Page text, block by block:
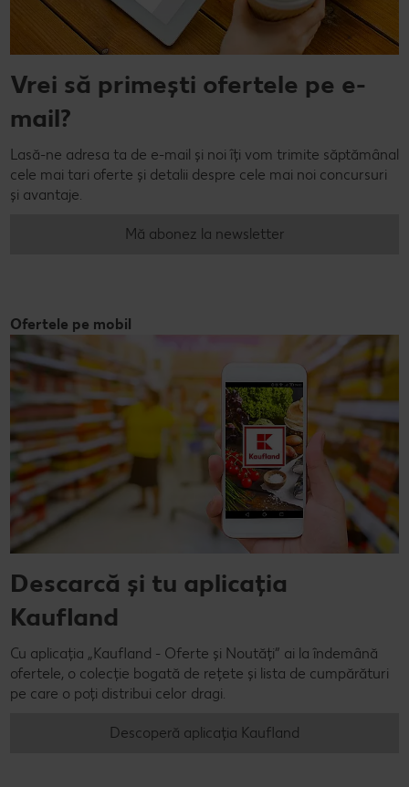
Vrei să primești ofertele pe e-
mail?
Lasă-ne adresa ta de e-mail și noi îți vom trimite săptămânal
cele mai tari oferte și detalii despre cele mai noi concursuri
și avantaje.
Mă abonez la newsletter
Ofertele pe mobil
Descarcă și tu aplicația
Kaufland
Cu aplicația „Kaufland - Oferte și Noutăți” ai la îndemână
ofertele, o colecție bogată de rețete și lista de cumpărături
pe care o poți distribui celor dragi.
Descoperă aplicația Kaufland